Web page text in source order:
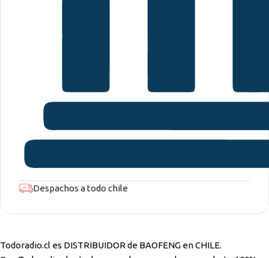
Despachos a todo chile
Todoradio.cl es DISTRIBUIDOR de BAOFENG en CHILE.